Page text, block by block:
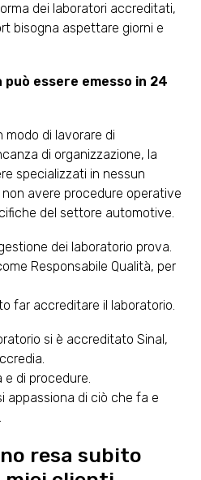
dei laboratori accreditati,
bisogna aspettare giorni e
essere emesso in 24
modo di lavorare di
di organizzazione, la
specializzati in nessun
avere procedure operative
del settore automotive.
dei laboratorio prova.
Responsabile Qualità, per
far accreditare il laboratorio.
si è accreditato Sinal,
e di procedure.
appassiona di ciò che fa e
resa subito